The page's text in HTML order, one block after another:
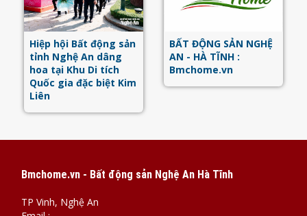
Hiệp hội Bất động sản
tỉnh Nghệ An dâng
hoa tại Khu Di tích
Quốc gia đặc biệt Kim
Liên
BẤT ĐỘNG SẢN NGHỆ
AN - HÀ TĨNH :
Bmchome.vn
Bmchome.vn - Bất động sản Nghệ An Hà Tĩnh
TP Vinh, Nghệ An